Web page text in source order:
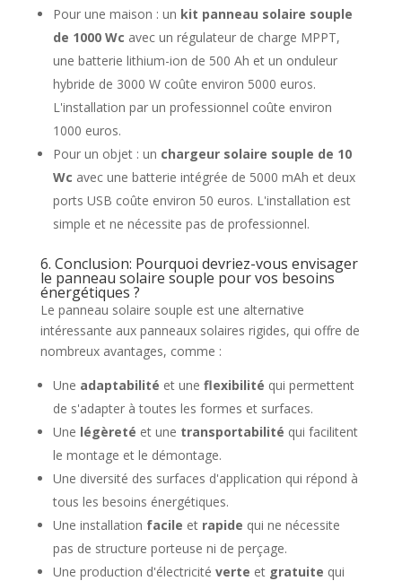
Pour une maison : un kit panneau solaire souple
de 1000 Wc avec un régulateur de charge MPPT,
une batterie lithium-ion de 500 Ah et un onduleur
hybride de 3000 W coûte environ 5000 euros.
L'installation par un professionnel coûte environ
1000 euros.
Pour un objet : un chargeur solaire souple de 10
Wc avec une batterie intégrée de 5000 mAh et deux
ports USB coûte environ 50 euros. L'installation est
simple et ne nécessite pas de professionnel.
6. Conclusion: Pourquoi devriez-vous envisager
le panneau solaire souple pour vos besoins
énergétiques ?
Le panneau solaire souple est une alternative
intéressante aux panneaux solaires rigides, qui offre de
nombreux avantages, comme :
Une adaptabilité et une flexibilité qui permettent
de s'adapter à toutes les formes et surfaces.
Une légèreté et une transportabilité qui facilitent
le montage et le démontage.
Une diversité des surfaces d'application qui répond à
tous les besoins énergétiques.
Une installation facile et rapide qui ne nécessite
pas de structure porteuse ni de perçage.
Une production d'électricité verte et gratuite qui